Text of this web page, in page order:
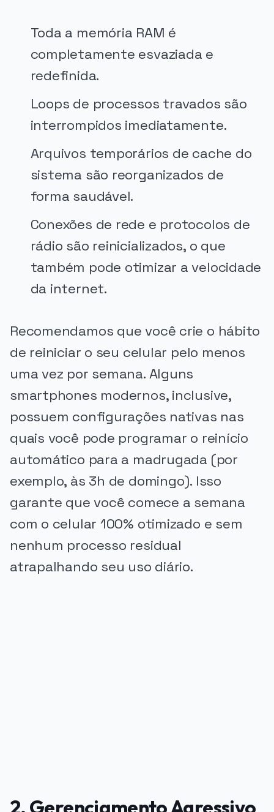
Toda a memória RAM é
completamente esvaziada e
redefinida.
Loops de processos travados são
interrompidos imediatamente.
Arquivos temporários de cache do
sistema são reorganizados de
forma saudável.
Conexões de rede e protocolos de
rádio são reinicializados, o que
também pode otimizar a velocidade
da internet.
Recomendamos que você crie o hábito
de reiniciar o seu celular pelo menos
uma vez por semana. Alguns
smartphones modernos, inclusive,
possuem configurações nativas nas
quais você pode programar o reinício
automático para a madrugada (por
exemplo, às 3h de domingo). Isso
garante que você comece a semana
com o celular 100% otimizado e sem
nenhum processo residual
atrapalhando seu uso diário.